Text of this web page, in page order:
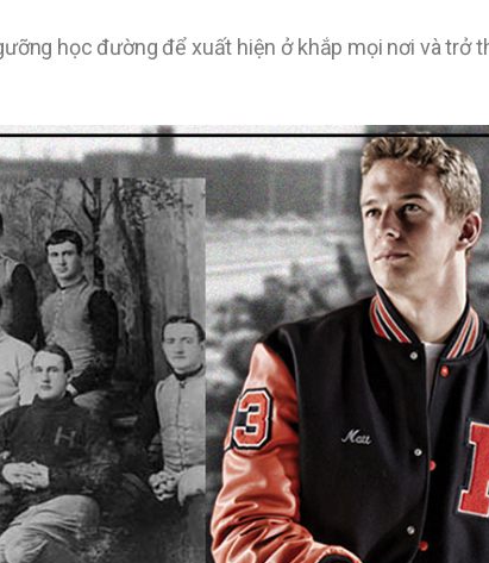
học đường để xuất hiện ở khắp mọi nơi và trở